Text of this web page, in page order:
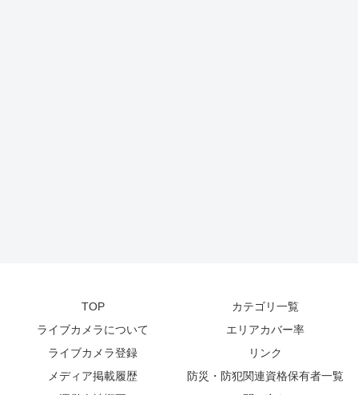
TOP
カテゴリ一覧
ライブカメラについて
エリアカバー率
ライブカメラ登録
リンク
メディア掲載履歴
防災・防犯関連資格保有者一覧